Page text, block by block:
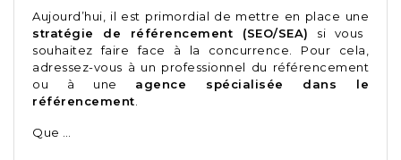
Aujourd’hui, il est primordial de mettre en place une
stratégie de référencement (SEO/SEA) si vous
souhaitez faire face à la concurrence. Pour cela,
adressez-vous à un professionnel du référencement
ou à une agence spécialisée dans le
référencement
Que …